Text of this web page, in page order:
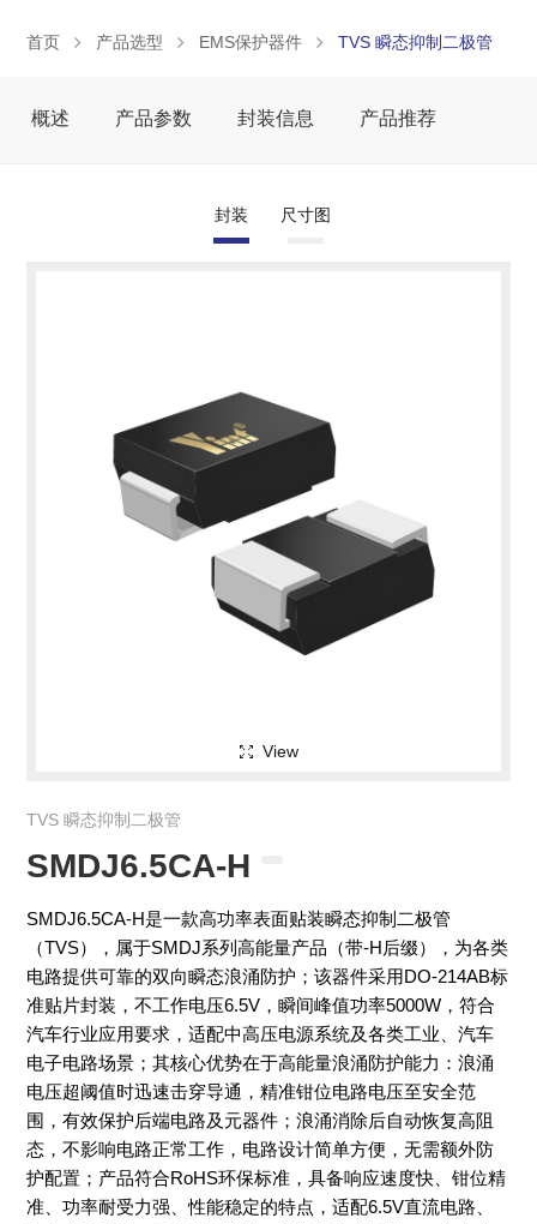
首页 产品选型 EMS保护器件 TVS 瞬态抑制二极管
概述 产品参数 封装信息 产品推荐
封装 尺寸图
View
TVS 瞬态抑制二极管
SMDJ6.5CA-H
SMDJ6.5CA-H是一款高功率表面贴装瞬态抑制二极管
（TVS），属于SMDJ系列高能量产品（带-H后缀），为各类
电路提供可靠的双向瞬态浪涌防护；该器件采用DO-214AB标
准贴片封装，不工作电压6.5V，瞬间峰值功率5000W，符合
汽车行业应用要求，适配中高压电源系统及各类工业、汽车
电子电路场景；其核心优势在于高能量浪涌防护能力：浪涌
电压超阈值时迅速击穿导通，精准钳位电路电压至安全范
围，有效保护后端电路及元器件；浪涌消除后自动恢复高阻
态，不影响电路正常工作，电路设计简单方便，无需额外防
护配置；产品符合RoHS环保标准，具备响应速度快、钳位精
准、功率耐受力强、性能稳定的特点，适配6.5V直流电路、